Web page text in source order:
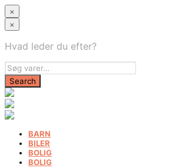
×
×
Hvad leder du efter?
BARN
BILER
BOLIG
BOLIG